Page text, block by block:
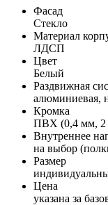
Фасад
Стекло
Материал
ЛДСП
Цвет
Белый
Раздвижная
алюминиевая,
Кромка
ПВХ (0,4 мм,
Внутреннее
на выбор
Размер
Цена
указана за